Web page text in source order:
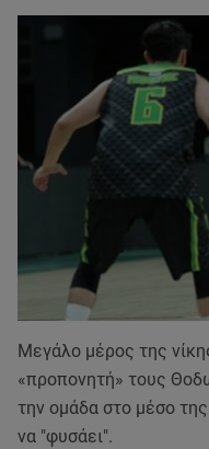
Μεγάλο μέρος της
«προπονητή» τους
την ομάδα στο μέσο
να "φυσάει".